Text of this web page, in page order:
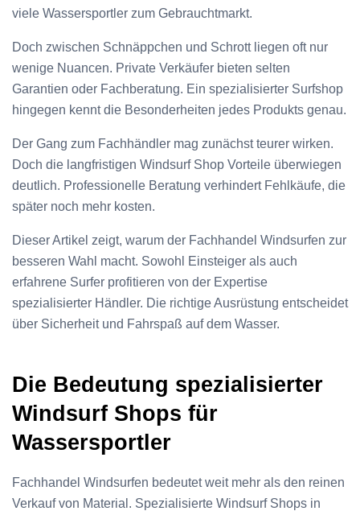
viele Wassersportler zum Gebrauchtmarkt.
Doch zwischen Schnäppchen und Schrott liegen oft nur
wenige Nuancen. Private Verkäufer bieten selten
Garantien oder Fachberatung. Ein spezialisierter Surfshop
hingegen kennt die Besonderheiten jedes Produkts genau.
Der Gang zum Fachhändler mag zunächst teurer wirken.
Doch die langfristigen Windsurf Shop Vorteile überwiegen
deutlich. Professionelle Beratung verhindert Fehlkäufe, die
später noch mehr kosten.
Dieser Artikel zeigt, warum der Fachhandel Windsurfen zur
besseren Wahl macht. Sowohl Einsteiger als auch
erfahrene Surfer profitieren von der Expertise
spezialisierter Händler. Die richtige Ausrüstung entscheidet
über Sicherheit und Fahrspaß auf dem Wasser.
Die Bedeutung spezialisierter
Windsurf Shops für
Wassersportler
Fachhandel Windsurfen bedeutet weit mehr als den reinen
Verkauf von Material. Spezialisierte Windsurf Shops in